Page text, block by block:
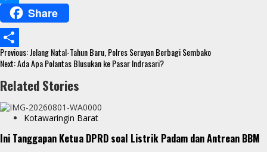
b
o
o
k
t
t
e
r
a
t
s
A
p
e
s
s
e
n
e
Share
S
a
r
e
Continue
Reading
Previous:Jelang Natal-Tahun Baru, Polres Seruyan Berbagi Sembako
Next:Ada Apa Polantas Blusukan ke Pasar Indrasari?
Related Stories
Kotawaringin Barat
Ini Tanggapan Ketua DPRD soal Listrik Padam dan Antrean BBM